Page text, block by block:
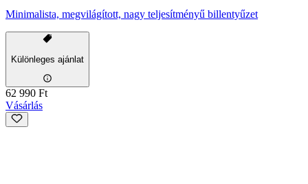
Minimalista, megvilágított, nagy teljesítményű billentyűzet
Különleges ajánlat
62 990 Ft
Vásárlás